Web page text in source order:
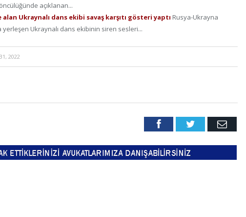
açıklanan...
Ukraynalı dans ekibi savaş karşıtı gösteri yaptı Rusya-Ukrayna
yerleşen Ukraynalı dans ekibinin siren sesleri...
2022
FacebookTwitter Email